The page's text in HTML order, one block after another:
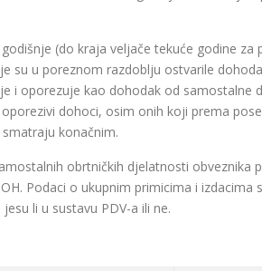
(do kraja veljače tekuće godine za
su u poreznom razdoblju ostvarile
i oporezuje kao dohodak od samostalne
dohoci, osim onih koji prema
konačnim.
obrtničkih djelatnosti obveznika
Podaci o ukupnim primicima i izdacima
li u sustavu PDV-a ili ne.